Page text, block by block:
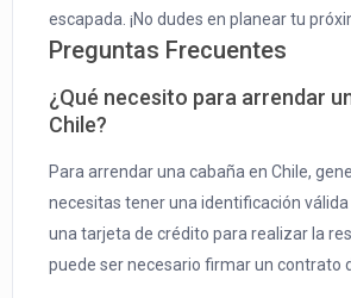
escapada. ¡No dudes en planear tu
Preguntas Frecuentes
¿Qué necesito para arrendar
Chile?
Para arrendar una cabaña en Chile,
necesitas tener una identificación
una tarjeta de crédito para realizar la
puede ser necesario firmar un contrato